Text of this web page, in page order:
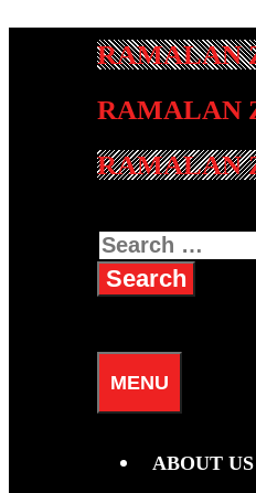
RAMALAN
Search
for:
MENU
ABOUT US